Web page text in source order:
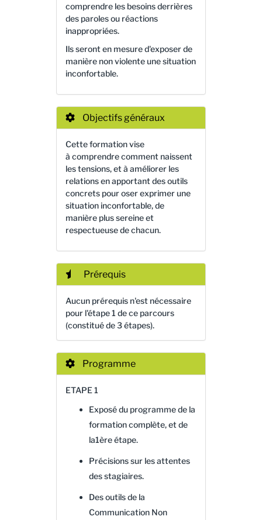
comprendre les besoins derrières
des paroles ou réactions
inappropriées.
Ils seront en mesure d'exposer de
manière non violente une situation
inconfortable.
Objectifs généraux
Cette formation vise
à comprendre comment naissent
les tensions, et à améliorer les
relations en apportant des outils
concrets pour oser exprimer une
situation inconfortable, de
manière plus sereine et
respectueuse de chacun.
Prérequis
Aucun prérequis n'est nécessaire
pour l'étape 1 de ce parcours
(constitué de 3 étapes).
Programme
ETAPE 1
Exposé du programme de la
formation complète, et de
la1ère étape.
Précisions sur les attentes
des stagiaires.
Des outils de la
Communication Non